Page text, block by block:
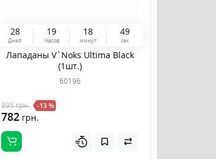
28
Дней
19
Часов
18
минут
48
сек
Лападаны V`Noks Ultima Black
(1шт.)
60196
895грн. -13 %
782 грн.